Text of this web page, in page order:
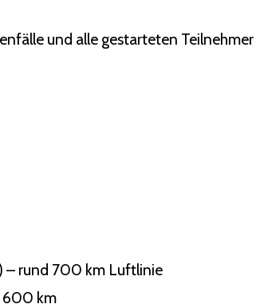
und alle gestarteten
– rund 700 km Luftlinie
600 km